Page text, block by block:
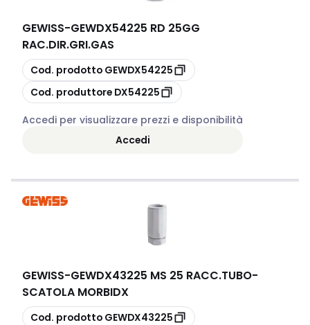
GEWISS-GEWDX54225 RD 25GG
RAC.DIR.GRI.GAS
copia
Cod. prodotto GEWDX54225
copia
Cod. produttore DX54225
Accedi per visualizzare prezzi e disponibilità
Accedi
GEWISS-GEWDX43225 MS 25 RACC.TUBO-
SCATOLA MORBIDX
copia
Cod. prodotto GEWDX43225